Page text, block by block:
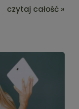
.
że napary
czytaj całość »